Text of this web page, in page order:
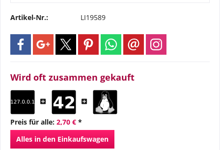
Artikel-Nr.: LI19589
Wird oft zusammen gekauft
Preis für alle: 2,70 € *
Alles in den Einkaufswagen